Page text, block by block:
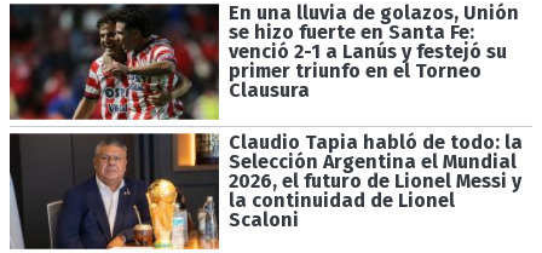
En una lluvia de golazos, Unión
se hizo fuerte en Santa Fe:
venció 2-1 a Lanús y festejó su
primer triunfo en el Torneo
Clausura
Claudio Tapia habló de todo: la
Selección Argentina el Mundial
2026, el futuro de Lionel Messi y
la continuidad de Lionel
Scaloni